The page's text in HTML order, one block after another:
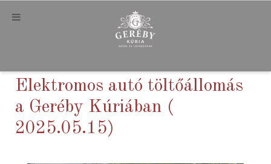
Elektromos autó töltőállomás
a Geréby Kúriában (
2025.05.15)